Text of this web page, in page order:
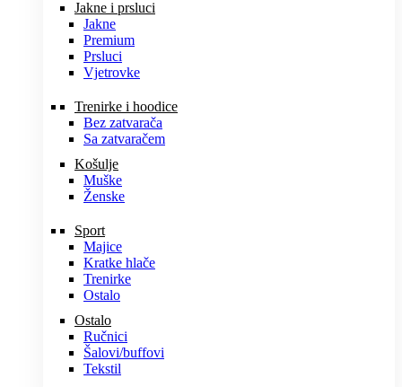
Jakne i prsluci
Jakne
Premium
Prsluci
Vjetrovke
Trenirke i hoodice
Bez zatvarača
Sa zatvaračem
Košulje
Muške
Ženske
Sport
Majice
Kratke hlače
Trenirke
Ostalo
Ostalo
Ručnici
Šalovi/buffovi
Tekstil